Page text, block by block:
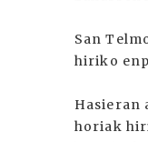
San
hiriko
Hasieran
horiak